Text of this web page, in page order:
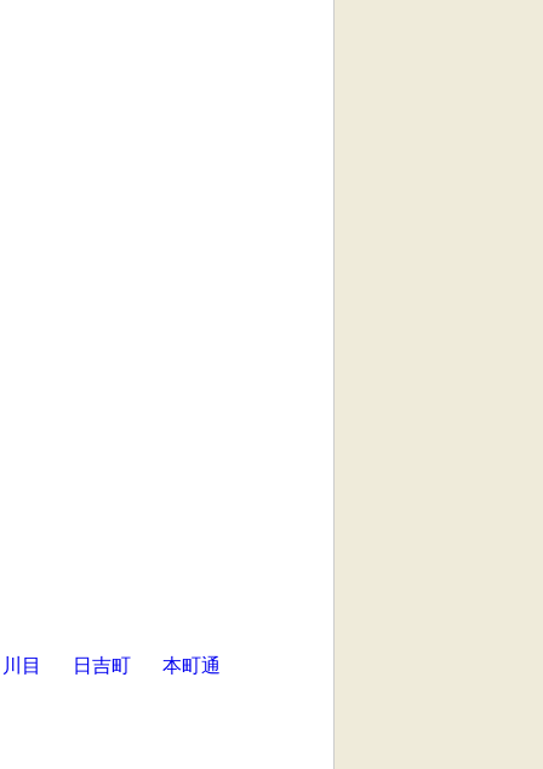
川目 日吉町 本町通